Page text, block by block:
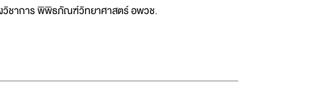
วิชาการ พิพิธภัณฑ์วิทยาศาสตร์ อพวช.